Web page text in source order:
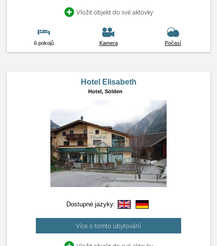
Vložit objekt do své aktovky
6 pokojů Kamera Počasí
Hotel Elisabeth
Hotel, Sölden
Dostupné jazyky:
Více o tomto ubytování